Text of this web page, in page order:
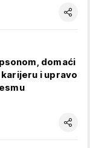
domaći
i upravo